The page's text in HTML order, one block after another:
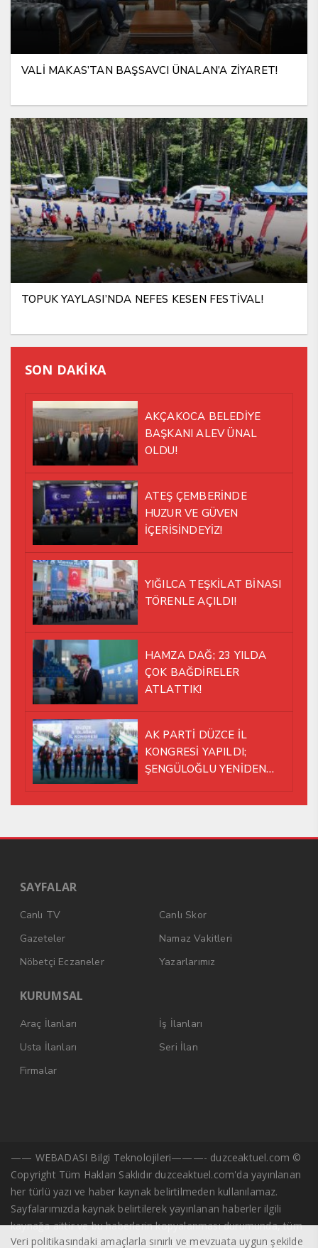
VALİ MAKAS’TAN BAŞSAVCI ÜNALAN’A ZİYARET!
TOPUK YAYLASI’NDA NEFES KESEN FESTİVAL!
SON DAKİKA
AKÇAKOCA BELEDİYE
BAŞKANI ALEV ÜNAL
OLDU!
ATEŞ ÇEMBERİNDE
HUZUR VE GÜVEN
İÇERİSİNDEYİZ!
YIĞILCA TEŞKİLAT BİNASI
TÖRENLE AÇILDI!
HAMZA DAĞ; 23 YILDA
ÇOK BAĞDİRELER
ATLATTIK!
AK PARTİ DÜZCE İL
KONGRESİ YAPILDI;
ŞENGÜLOĞLU YENİDEN
SAYFALAR
Canlı TV
Canlı Skor
Gazeteler
Namaz Vakitleri
Nöbetçi Eczaneler
Yazarlarımız
KURUMSAL
Araç İlanları
İş İlanları
Usta İlanları
Seri İlan
Firmalar
—— WEBADASI Bilgi Teknolojileri———- duzceaktuel.com ©
Copyright Tüm Hakları Saklıdır duzceaktuel.com'da yayınlanan
her türlü yazı ve haber kaynak belirtilmeden kullanılamaz.
Sayfalarımızda kaynak belirtilerek yayınlanan haberler ilgili
kaynağa aittir ve bu haberlerin kopyalanması durumunda, tüm
sorumluluk kopyalayan kişi/kuruma ait olacaktır. Başka kaynak
Veri politikasındaki amaçlarla sınırlı ve mevzuata uygun şekilde